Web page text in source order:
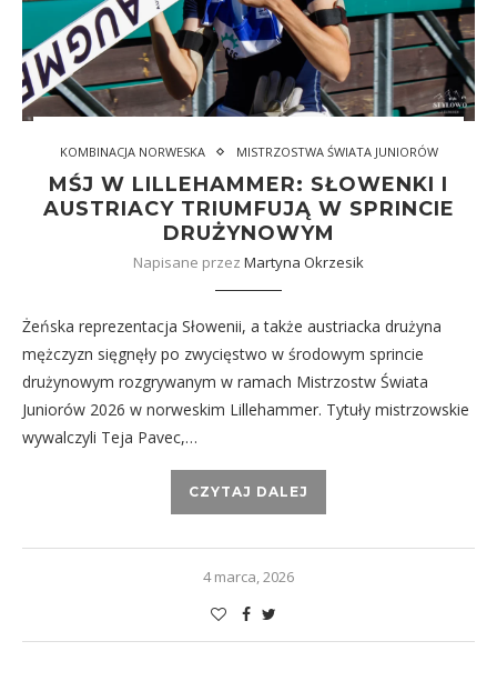
KOMBINACJA NORWESKA MISTRZOSTWA ŚWIATA JUNIORÓW
MŚJ W LILLEHAMMER: SŁOWENKI I
AUSTRIACY TRIUMFUJĄ W SPRINCIE
DRUŻYNOWYM
Napisane przez Martyna Okrzesik
Żeńska reprezentacja Słowenii, a także austriacka drużyna
mężczyzn sięgnęły po zwycięstwo w środowym sprincie
drużynowym rozgrywanym w ramach Mistrzostw Świata
Juniorów 2026 w norweskim Lillehammer. Tytuły mistrzowskie
wywalczyli Teja Pavec,…
CZYTAJ DALEJ
4 marca, 2026